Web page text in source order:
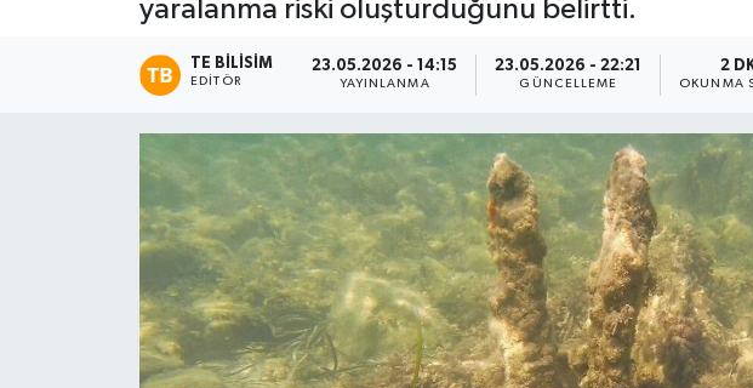
yaralanma riski oluşturduğunu belirtti.
TE BILISIM
EDITÖR
23.05.2026 - 14:15
YAYINLANMA
23.05.2026 - 22:21
GÜNCELLEME
2
OKUNMA